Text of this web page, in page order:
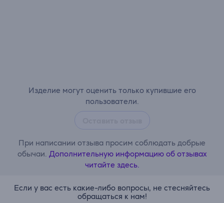
Изделие могут оценить только купившие его
пользователи.
При написании отзыва просим соблюдать добрые
обычаи. Дополнительную информацию об отзывах
читайте здесь.
Если у вас есть какие-либо вопросы, не стесняйтесь
обращаться к нам!